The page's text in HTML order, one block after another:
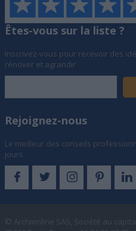
Êtes-vous sur la liste ?
Inscrivez-vous pour recevoir des
rénover et agrandir
Rejoignez-nous
Le meilleur des conseils
jours
© Archionline SAS, Société au